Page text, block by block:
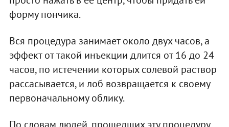
форму пончика.
Вся процедура занимает около двух часов, а
эффект от такой инъекции длится от 16 до 24
часов, по истечении которых солевой раствор
рассасывается, и лоб возвращается к своему
первоначальному облику.